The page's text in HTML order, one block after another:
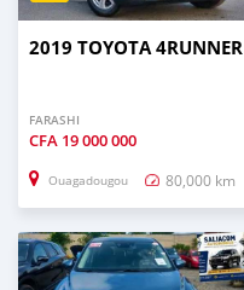
2019 TOYOTA 4RUNNER
FARASHI
CFA 19 000 000
Ouagadougou 80,000 km